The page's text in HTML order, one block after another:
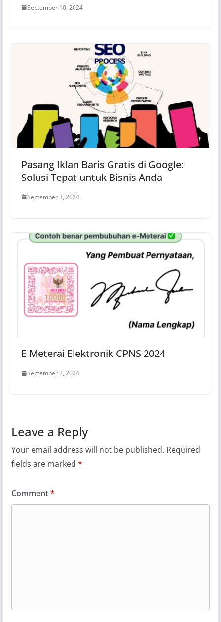
September 10, 2024
Pasang Iklan Baris Gratis di Google:
Solusi Tepat untuk Bisnis Anda
September 3, 2024
E Meterai Elektronik CPNS 2024
September 2, 2024
Leave a Reply
Your email address will not be published. Required
fields are marked *
Comment*